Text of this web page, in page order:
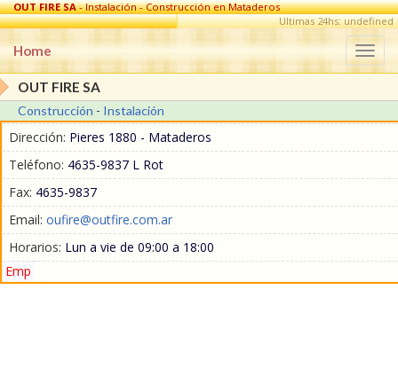
OUT FIRE SA- Instalación - Construcción en Mataderos
Ultimas 24hs: undefined
Home
OUT FIRE SA
Construcción - Instalación
Dirección: Pieres 1880 - Mataderos
Teléfono: 4635-9837 L Rot
Fax: 4635-9837
Email: oufire@outfire.com.ar
Horarios: Lun a vie de 09:00 a 18:00
Emp